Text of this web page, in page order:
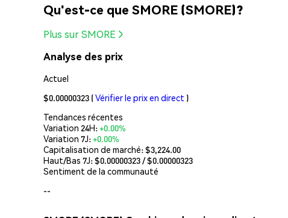
Qu'est-ce que SMORE (SMORE)?
Plus sur SMORE
Analyse des prix
Actuel
$0.00000323 (Vérifier le prix en direct )
Tendances récentes
Variation 24H:+0.00%
Variation 7J:+0.00%
Capitalisation de marché:$3,224.00
Haut/Bas 7J: $0.00000323/ $0.00000323
Sentiment de la communauté
--